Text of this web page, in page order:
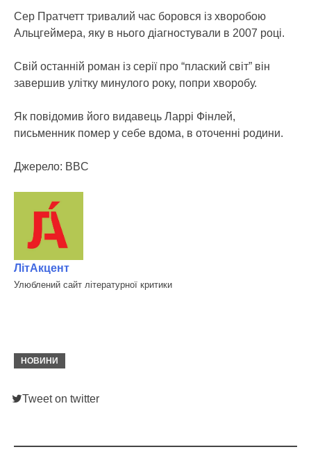
Сер Пратчетт тривалий час боровся із хворобою
Альцгеймера, яку в нього діагностували в 2007 році.
Свій останній роман із серії про “плаский світ” він
завершив улітку минулого року, попри хворобу.
Як повідомив його видавець Ларрі Фінлей,
письменник помер у себе вдома, в оточенні родини.
Джерело: BBC
ЛітАкцент
Улюблений сайт літературної критики
НОВИНИ
Tweet on twitter